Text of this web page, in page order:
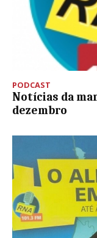
PODCAST
Notícias da
dezembro